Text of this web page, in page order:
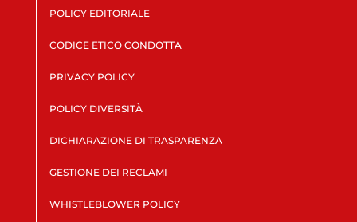
POLICY EDITORIALE
CODICE ETICO CONDOTTA
PRIVACY POLICY
POLICY DIVERSITÀ
DICHIARAZIONE DI TRASPARENZA
GESTIONE DEI RECLAMI
WHISTLEBLOWER POLICY